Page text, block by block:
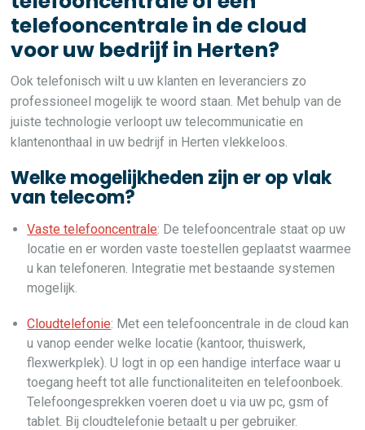
telefooncentrale in de cloud
voor uw bedrijf in Herten?
Ook telefonisch wilt u uw klanten en leveranciers zo
professioneel mogelijk te woord staan. Met behulp van de
juiste technologie verloopt uw telecommunicatie en
klantenonthaal in uw bedrijf in Herten vlekkeloos.
Welke mogelijkheden zijn er op vlak
van telecom?
Vaste telefooncentrale: De telefooncentrale staat op uw
locatie en er worden vaste toestellen geplaatst waarmee
u kan telefoneren. Integratie met bestaande systemen
mogelijk.
Cloudtelefonie: Met een telefooncentrale in de cloud kan
u vanop eender welke locatie (kantoor, thuiswerk,
flexwerkplek). U logt in op een handige interface waar u
toegang heeft tot alle functionaliteiten en telefoonboek.
Telefoongesprekken voeren doet u via uw pc, gsm of
tablet. Bij cloudtelefonie betaalt u per gebruiker.